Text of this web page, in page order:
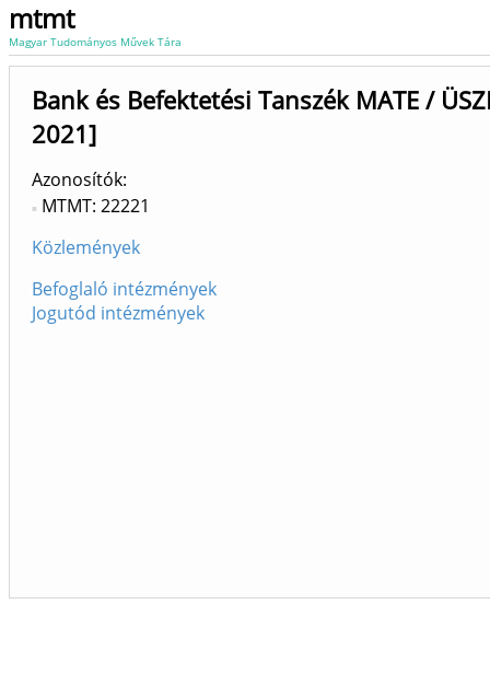
mtmt
Magyar Tudományos Művek Tára
Bank és Befektetési Tanszék MATE /
2021]
Azonosítók
MTMT: 22221
Közlemények
Befoglaló intézmények
Jogutód intézmények